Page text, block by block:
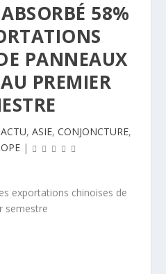
58%
PANNEAUX
PREMIER
ACTU, ASIE, CONJONCTURE,
|